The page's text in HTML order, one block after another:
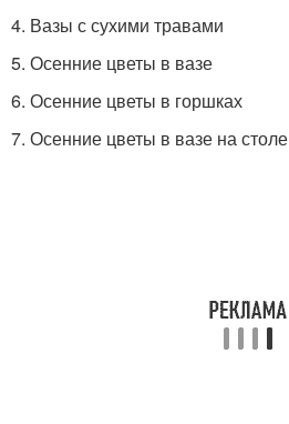
4. Вазы с сухими травами
5. Осенние цветы в вазе
6. Осенние цветы в горшках
7. Осенние цветы в вазе на столе